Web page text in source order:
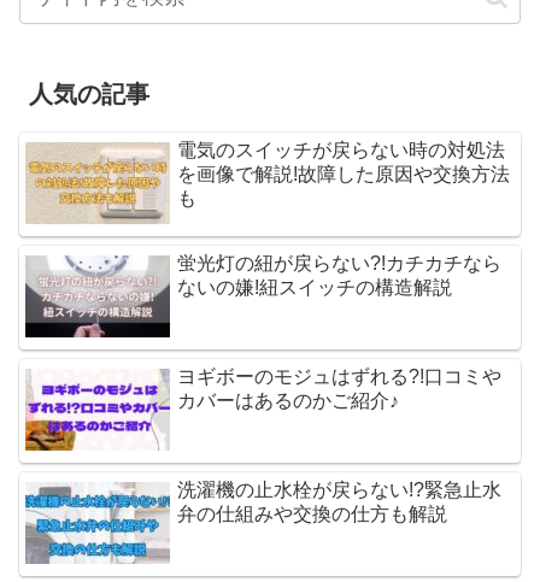
人気の記事
電気のスイッチが戻らない時の対処法
を画像で解説!故障した原因や交換方法
も
蛍光灯の紐が戻らない?!カチカチなら
ないの嫌!紐スイッチの構造解説
ヨギボーのモジュはずれる?!口コミや
カバーはあるのかご紹介♪
洗濯機の止水栓が戻らない!?緊急止水
弁の仕組みや交換の仕方も解説